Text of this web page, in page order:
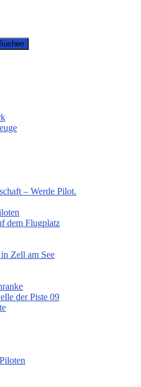
– Werde Pilot.
dem Flugplatz
Zell am See
der Piste 09